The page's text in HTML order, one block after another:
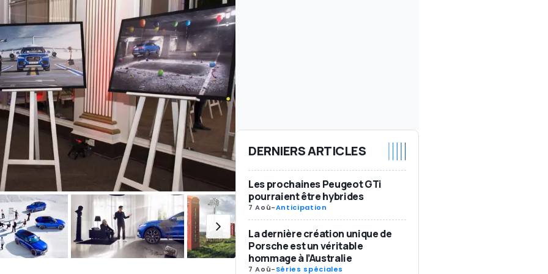
DERNIERS ARTICLES
Les prochaines Peugeot GTi
pourraient être hybrides
7 Aoû-Anticipation
La dernière création unique de
Porsche est un véritable
hommage à l’Australie
7 Aoû-Séries spéciales